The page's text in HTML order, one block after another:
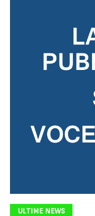
ULTIME NEWS